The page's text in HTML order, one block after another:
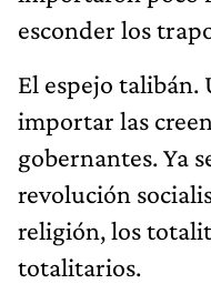
esconder los
El espejo talibán.
importar las
gobernantes. Ya
revolución
religión, los
totalitarios.